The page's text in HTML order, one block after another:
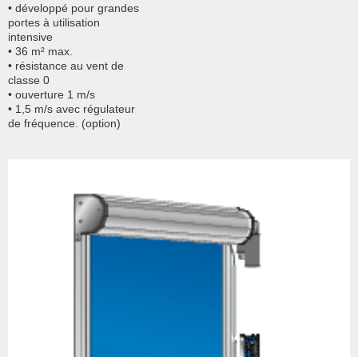
• développé pour grandes
portes à utilisation
intensive
• 36 m² max.
• résistance au vent de
classe 0
• ouverture 1 m/s
• 1,5 m/s avec régulateur
de fréquence. (option)